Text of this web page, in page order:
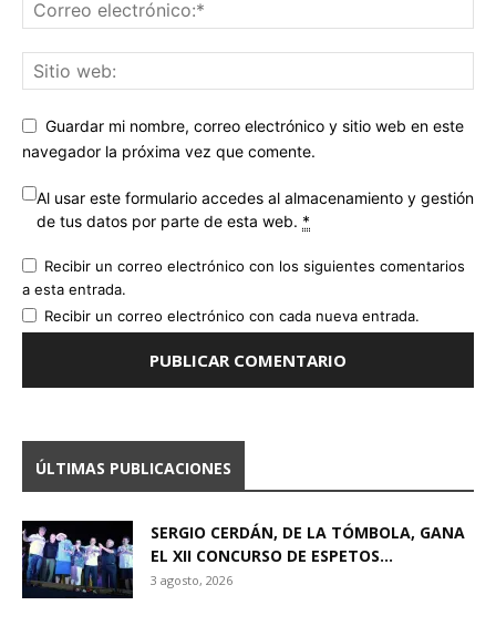
Guardar mi nombre, correo electrónico y sitio web en este
navegador la próxima vez que comente.
Al usar este formulario accedes al almacenamiento y gestión
de tus datos por parte de esta web. *
Recibir un correo electrónico con los siguientes comentarios
a esta entrada.
Recibir un correo electrónico con cada nueva entrada.
ÚLTIMAS PUBLICACIONES
SERGIO CERDÁN, DE LA TÓMBOLA, GANA
EL XII CONCURSO DE ESPETOS...
3 agosto, 2026